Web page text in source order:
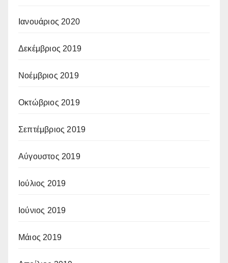
Ιανουάριος 2020
Δεκέμβριος 2019
Νοέμβριος 2019
Οκτώβριος 2019
Σεπτέμβριος 2019
Αύγουστος 2019
Ιούλιος 2019
Ιούνιος 2019
Μάιος 2019